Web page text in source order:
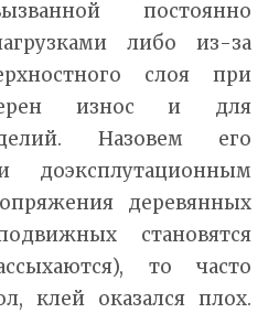
постоянно
либо из-за
слоя при
износ и для
Назовем его
доэксплутационным
деревянных
становятся
то часто
клей оказался плох.